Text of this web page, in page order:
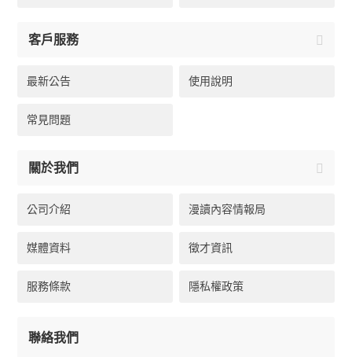
客戶服務
最新公告 使用說明
常見問題
關於我們
公司介紹 漫讀內容情報局
媒體資料 徵才資訊
服務條款 隱私權政策
聯絡我們